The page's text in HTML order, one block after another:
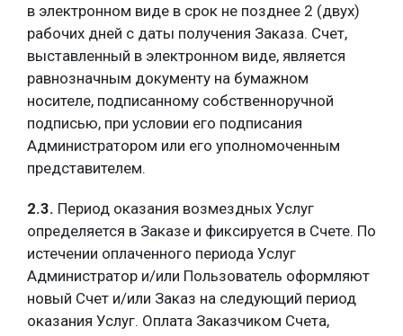
в электронном виде в срок не позднее 2 (двух)
рабочих дней с даты получения Заказа. Счет,
выставленный в электронном виде, является
равнозначным документу на бумажном
носителе, подписанному собственноручной
подписью, при условии его подписания
Администратором или его уполномоченным
представителем.
2.3. Период оказания возмездных Услуг
определяется в Заказе и фиксируется в Счете. По
истечении оплаченного периода Услуг
Администратор и/или Пользователь оформляют
новый Счет и/или Заказ на следующий период
оказания Услуг. Оплата Заказчиком Счета,